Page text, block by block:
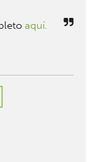
aquí.